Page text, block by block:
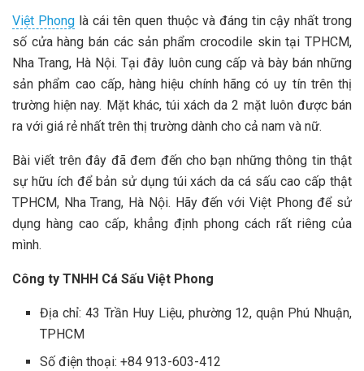
Việt Phong là cái tên quen thuộc và đáng tin cậy nhất trong
số cửa hàng bán các sản phẩm crocodile skin tại TPHCM,
Nha Trang, Hà Nội. Tại đây luôn cung cấp và bày bán những
sản phẩm cao cấp, hàng hiệu chính hãng có uy tín trên thị
trường hiện nay. Mặt khác, túi xách da 2 mặt luôn được bán
ra với giá rẻ nhất trên thị trường dành cho cả nam và nữ.
Bài viết trên đây đã đem đến cho bạn những thông tin thật
sự hữu ích để bản sử dụng túi xách da cá sấu cao cấp thật
TPHCM, Nha Trang, Hà Nội. Hãy đến với Việt Phong để sử
dụng hàng cao cấp, khẳng định phong cách rất riêng của
mình.
Công ty TNHH Cá Sấu Việt Phong
Địa chỉ: 43 Trần Huy Liệu, phường 12, quận Phú Nhuận,
TPHCM
Số điện thoại: +84 913-603-412